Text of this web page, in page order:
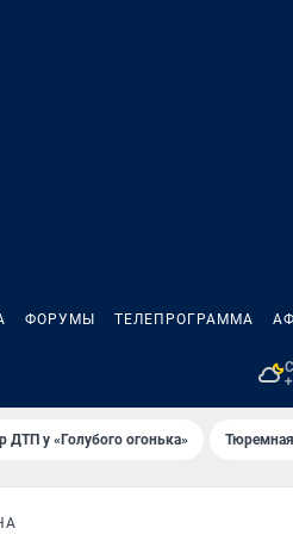
ФОРУМЫ ТЕЛЕПРОГРАММА
ДТП у «Голубого огонька»